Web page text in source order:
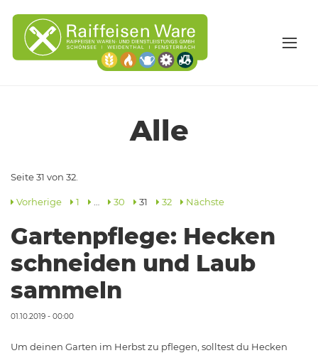
Alle
Seite 31 von 32.
Vorherige 1 30 31 32 Nächste
Gartenpflege: Hecken
schneiden und Laub
sammeln
01.10.2019 - 00:00
Um deinen Garten im Herbst zu pflegen, solltest du Hecken